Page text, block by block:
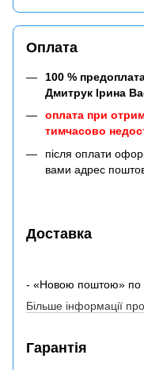
Оплата
100 %
Дмитрук Ірина
оплата при
тимчасово
після оплати
вами адрес
Доставка
- «Новою поштою» по
Більше інформації
Гарантія